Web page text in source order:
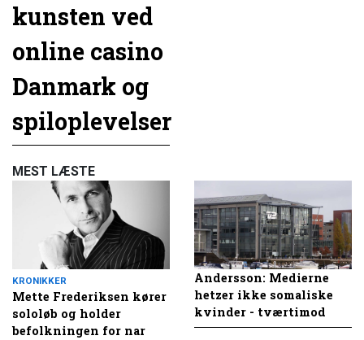
kunsten ved
online casino
Danmark og
spiloplevelser
MEST LÆSTE
KRONIKKER
Mette Frederiksen kører
sololøb og holder
befolkningen for nar
Andersson: Medierne
hetzer ikke somaliske
kvinder - tværtimod